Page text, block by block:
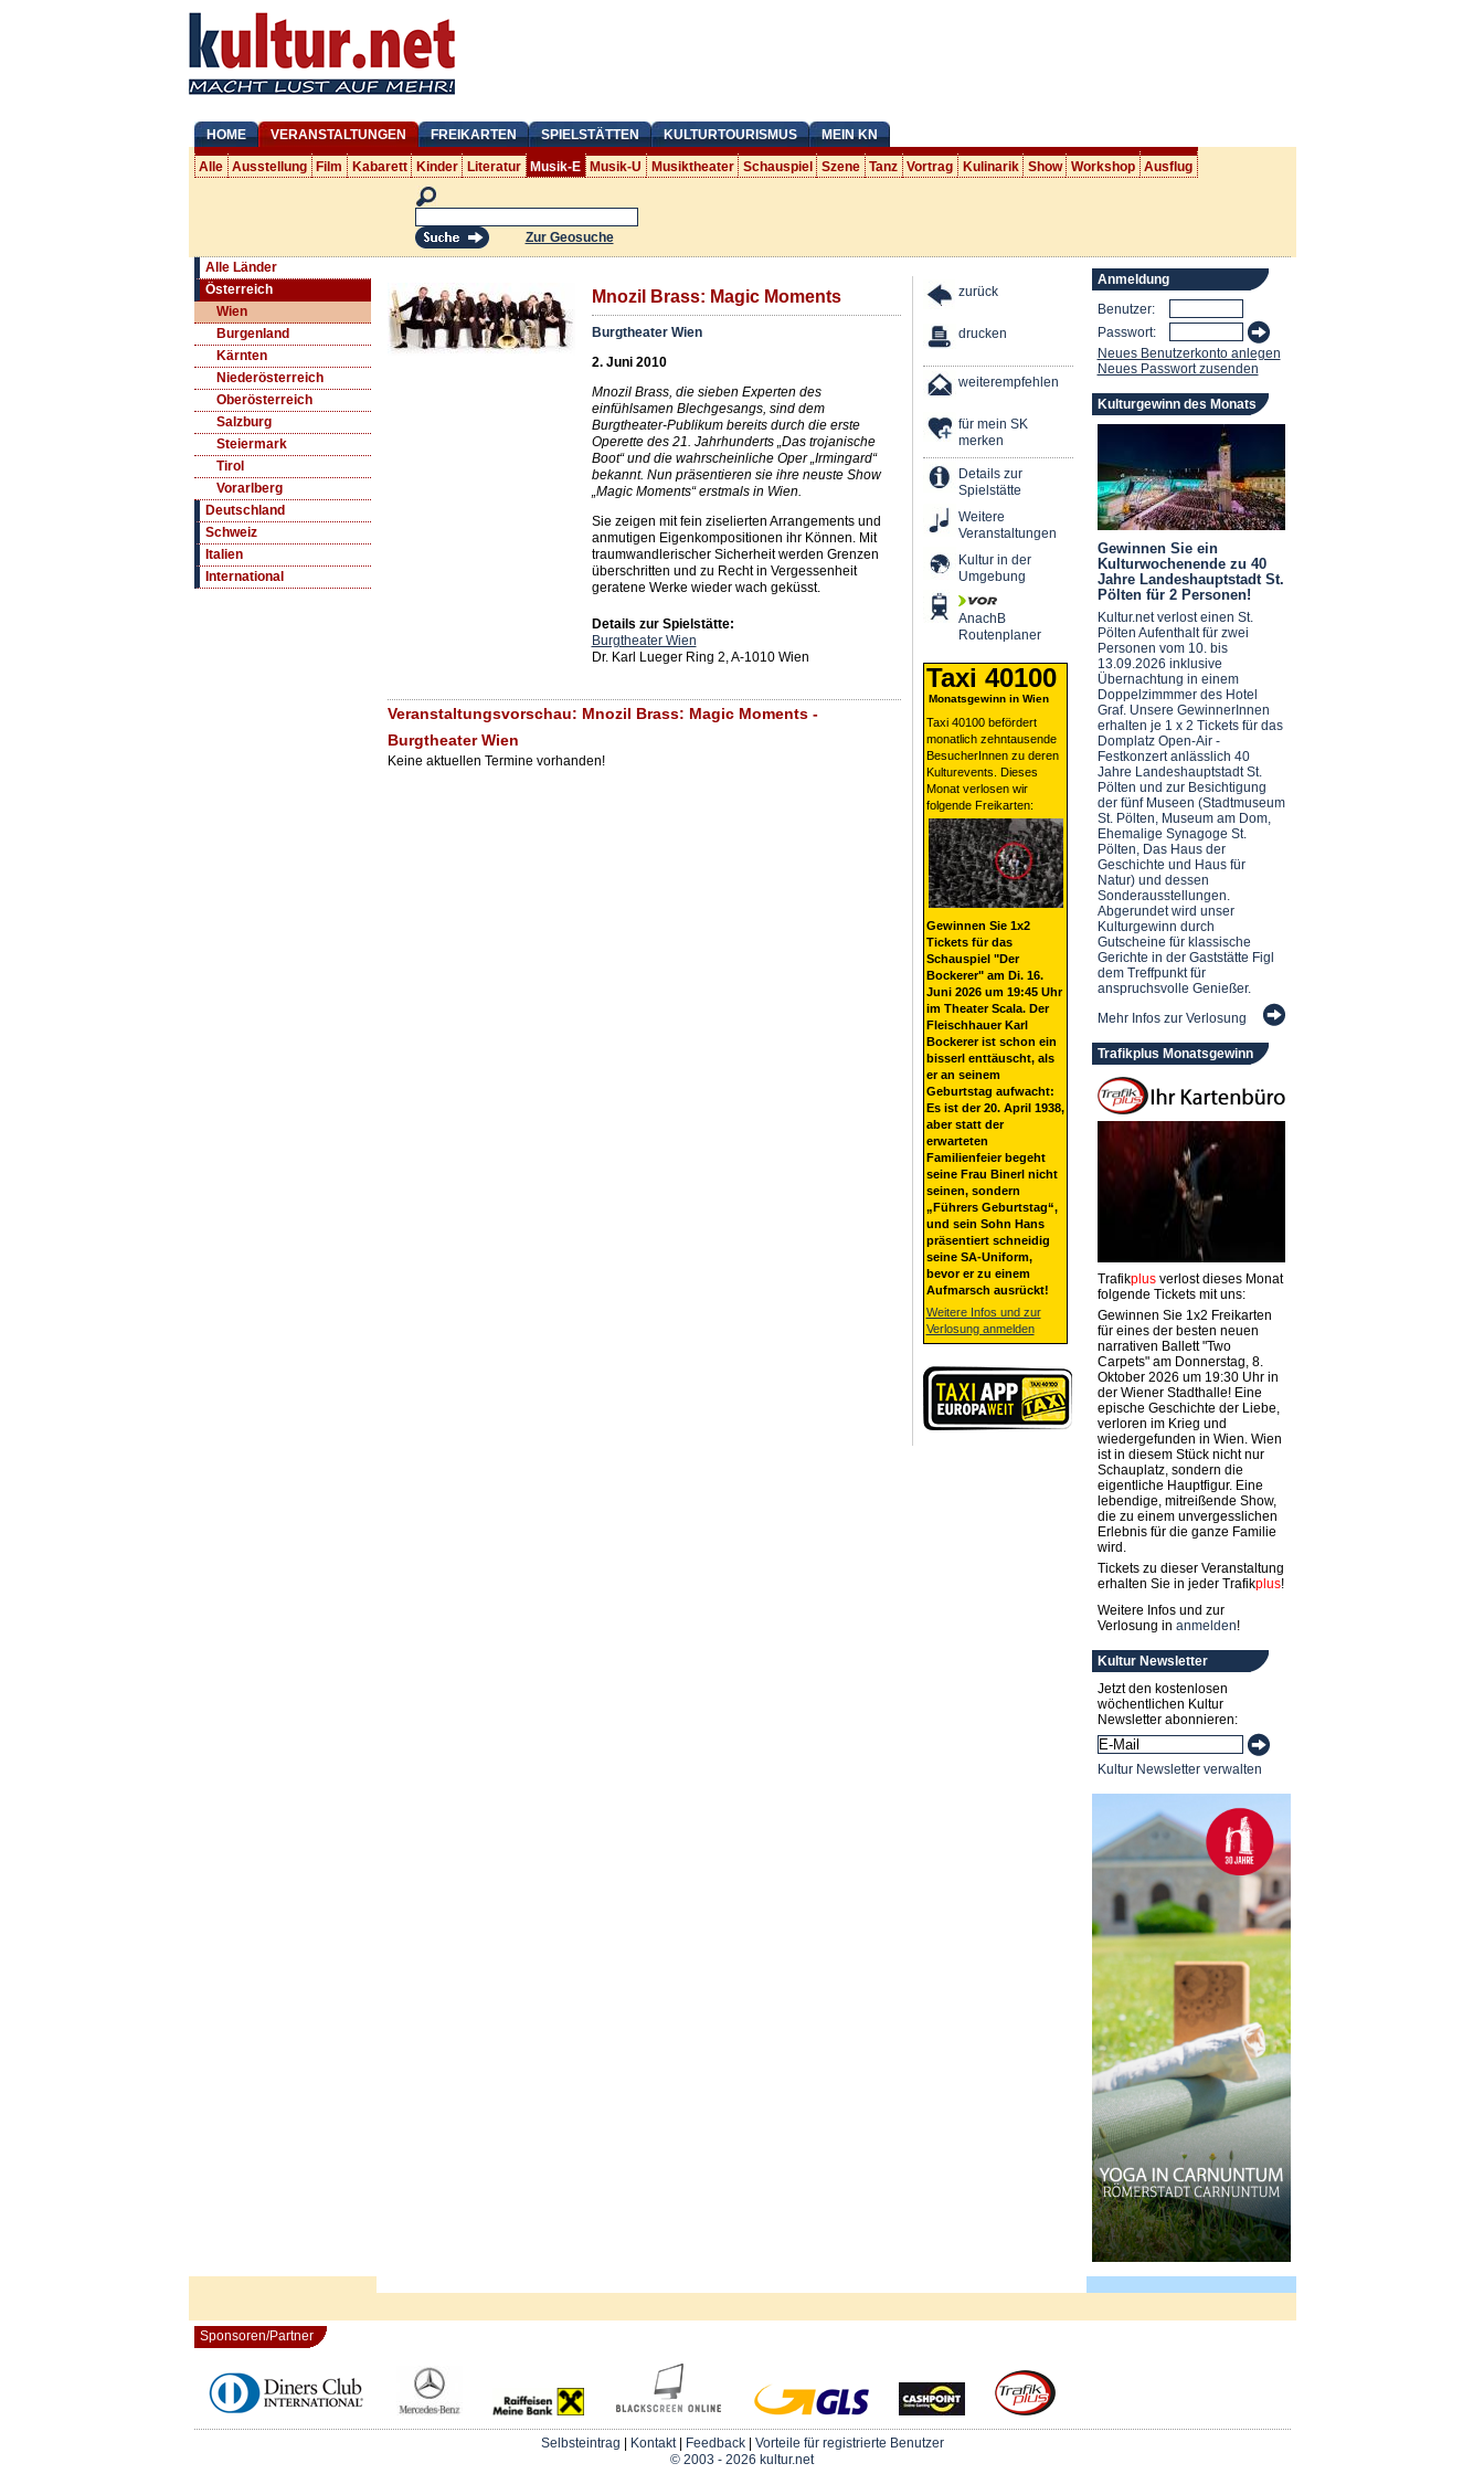
HOME VERANSTALTUNGEN FREIKARTEN SPIELSTÄTTEN KULTURTOURISMUS MEIN KN
Alle Ausstellung Film Kabarett Kinder Literatur Musik-E Musik-U Musiktheater Schauspiel Szene Tanz Vortrag Kulinarik Show Workshop Ausflug
Zur Geosuche
Alle Länder
Österreich
Wien
Burgenland
Kärnten
Niederösterreich
Oberösterreich
Salzburg
Steiermark
Tirol
Vorarlberg
Deutschland
Schweiz
Italien
International
Mnozil Brass: Magic Moments
Burgtheater Wien
2. Juni 2010
Mnozil Brass, die sieben Experten des
einfühlsamen Blechgesangs, sind dem
Burgtheater-Publikum bereits durch die erste
Operette des 21. Jahrhunderts „Das trojanische
Boot“ und die wahrscheinliche Oper „Irmingard“
bekannt. Nun präsentieren sie ihre neuste Show
„Magic Moments“ erstmals in Wien.
Sie zeigen mit fein ziselierten Arrangements und
anmutigen Eigenkompositionen ihr Können. Mit
traumwandlerischer Sicherheit werden Grenzen
überschritten und zu Recht in Vergessenheit
geratene Werke wieder wach geküsst.
Details zur Spielstätte:
Burgtheater Wien
Dr. Karl Lueger Ring 2, A-1010 Wien
Veranstaltungsvorschau: Mnozil Brass: Magic Moments -
Burgtheater Wien
Keine aktuellen Termine vorhanden!
zurück
drucken
weiterempfehlen
für mein SK
merken
Details zur
Spielstätte
Weitere
Veranstaltungen
Kultur in der
Umgebung
AnachB
Routenplaner
Taxi 40100
Monatsgewinn in Wien
Taxi 40100 befördert
monatlich zehntausende
BesucherInnen zu deren
Kulturevents. Dieses
Monat verlosen wir
folgende Freikarten:
Gewinnen Sie 1x2
Tickets für das
Schauspiel "Der
Bockerer" am Di. 16.
Juni 2026 um 19:45 Uhr
im Theater Scala. Der
Fleischhauer Karl
Bockerer ist schon ein
bisserl enttäuscht, als
er an seinem
Geburtstag aufwacht:
Es ist der 20. April 1938,
aber statt der
erwarteten
Familienfeier begeht
seine Frau Binerl nicht
seinen, sondern
„Führers Geburtstag“,
und sein Sohn Hans
präsentiert schneidig
seine SA-Uniform,
bevor er zu einem
Aufmarsch ausrückt!
Weitere Infos und zur
Verlosung anmelden
Anmeldung
Benutzer:
Passwort:
Neues Benutzerkonto anlegen
Neues Passwort zusenden
Kulturgewinn des Monats
Gewinnen Sie ein
Kulturwochenende zu 40
Jahre Landeshauptstadt St.
Pölten für 2 Personen!
Kultur.net verlost einen St.
Pölten Aufenthalt für zwei
Personen vom 10. bis
13.09.2026 inklusive
Übernachtung in einem
Doppelzimmmer des Hotel
Graf. Unsere GewinnerInnen
erhalten je 1 x 2 Tickets für das
Domplatz Open-Air -
Festkonzert anlässlich 40
Jahre Landeshauptstadt St.
Pölten und zur Besichtigung
der fünf Museen (Stadtmuseum
St. Pölten, Museum am Dom,
Ehemalige Synagoge St.
Pölten, Das Haus der
Geschichte und Haus für
Natur) und dessen
Sonderausstellungen.
Abgerundet wird unser
Kulturgewinn durch
Gutscheine für klassische
Gerichte in der Gaststätte Figl
dem Treffpunkt für
anspruchsvolle Genießer.
Mehr Infos zur Verlosung
Trafikplus Monatsgewinn
Trafikplusverlost dieses Monat
folgende Tickets mit uns:
Gewinnen Sie 1x2 Freikarten
für eines der besten neuen
narrativen Ballett "Two
Carpets" am Donnerstag, 8.
Oktober 2026 um 19:30 Uhr in
der Wiener Stadthalle! Eine
epische Geschichte der Liebe,
verloren im Krieg und
wiedergefunden in Wien. Wien
ist in diesem Stück nicht nur
Schauplatz, sondern die
eigentliche Hauptfigur. Eine
lebendige, mitreißende Show,
die zu einem unvergesslichen
Erlebnis für die ganze Familie
wird.
Tickets zu dieser Veranstaltung
erhalten Sie in jeder Trafikplus!
Weitere Infos und zur
Verlosung in anmelden!
Kultur Newsletter
Jetzt den kostenlosen
wöchentlichen Kultur
Newsletter abonnieren:
Kultur Newsletter verwalten
Sponsoren/Partner
Selbsteintrag Kontakt| Feedback| Vorteile für registrierte Benutzer
© 2003 - 2026 kultur.net